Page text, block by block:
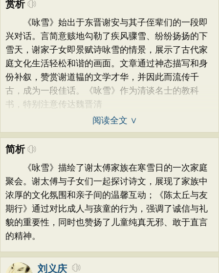
赏析
《咏雪》始出于东晋谢安与其子侄辈们的一段即
兴对话。言简意赅地勾勒了疾风骤雪、纷纷扬扬的下
雪天，谢家子女即景赋诗咏雪的情景，展示了古代家
庭文化生活轻松和谐的画面。文章通过神态描写和身
份补叙，赞赏谢道韫的文学才华，并因此而流传千
古，成为一段佳话。《咏雪》作为清谈名士的教科
书，特别注意传达魏晋清
阅读全文 ∨
简析
《咏雪》描绘了谢太傅家族在寒雪日的一次家庭
聚会。谢太傅与子女们一起探讨诗文，展现了家族中
浓厚的文化氛围和亲子间的温馨互动；《陈太丘与友
期行》通过对比成人与孩童的行为，强调了诚信与礼
貌的重要性，同时也赞扬了儿童纯真无邪、敢于直言
的精神。
刘义庆